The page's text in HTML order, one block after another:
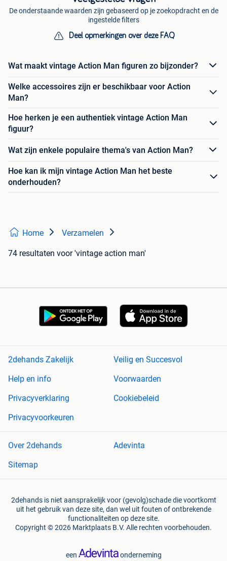
De onderstaande waarden zijn gebaseerd op je zoekopdracht en de
ingestelde filters
Deel opmerkingen over deze FAQ
Wat maakt vintage Action Man figuren zo bijzonder?
Welke accessoires zijn er beschikbaar voor Action
Man?
Hoe herken je een authentiek vintage Action Man
figuur?
Wat zijn enkele populaire thema's van Action Man?
Hoe kan ik mijn vintage Action Man het beste
onderhouden?
Home Verzamelen
74 resultaten voor 'vintage action man'
2dehands Zakelijk
Veilig en Succesvol
Help en info
Voorwaarden
Privacyverklaring
Cookiebeleid
Privacyvoorkeuren
Over 2dehands
Adevinta
Sitemap
2dehands is niet aansprakelijk voor (gevolg)schade die voortkomt
uit het gebruik van deze site, dan wel uit fouten of ontbrekende
functionaliteiten op deze site.
Copyright © 2026 Marktplaats B.V. Alle rechten voorbehouden.
een onderneming